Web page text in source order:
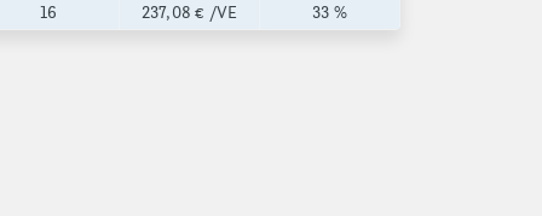
16
237,08 € /VE 33 %